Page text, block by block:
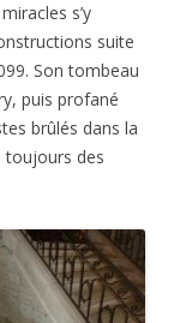
s’y
suite
Son tombeau
puis profané
brûlés dans la
toujours des